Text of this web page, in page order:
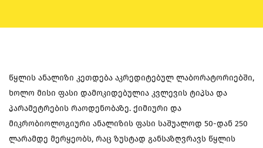
წყლის ანალიზი კეთდება აკრედიტებულ ლაბორატორიებში,
ხოლო მისი ფასი დამოკიდებულია კვლევის ტიპსა და
პარამეტრების რაოდენობაზე. ქიმიური და
მიკრობიოლოგიური ანალიზის ფასი საშუალოდ 50-დან 250
ლარამდე მერყეობს, რაც ზუსტად განსაზღვრავს წყლის